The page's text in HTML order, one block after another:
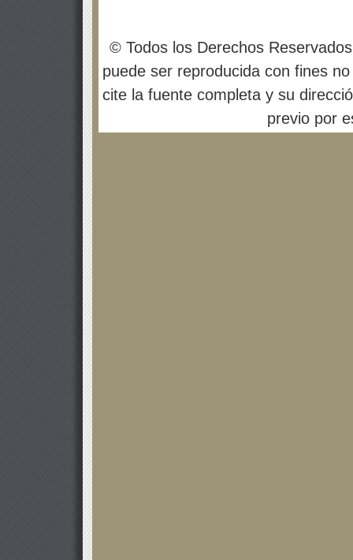
© Todos los Derechos
puede ser reproducida con fines
cite la fuente completa y su
previo por